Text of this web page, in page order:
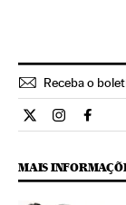
Receba o
Internacional
MAIS